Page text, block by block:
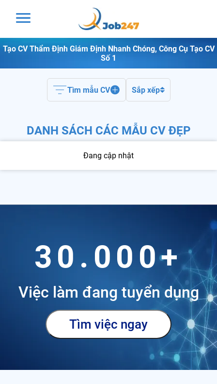
Tạo CV Thẩm Định Giám Định Nhanh Chóng, Công Cụ Tạo CV
Số 1
Tìm mẫu CV Sắp xếp
DANH SÁCH CÁC MẪU CV ĐẸP
Đang cập nhật
30.000+
Việc làm đang tuyển dụng
Tìm việc ngay